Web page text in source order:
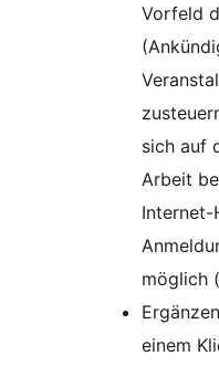
Vorfeld
sich auf
Arbeit
Internet-
möglich
einem